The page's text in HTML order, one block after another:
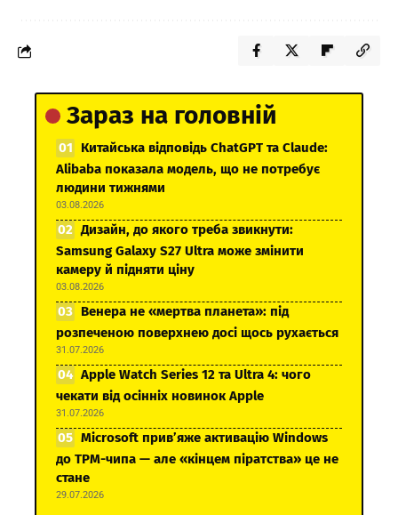
Зараз на головній
Китайська відповідь ChatGPT та Claude:
Alibaba показала модель, що не потребує
людини тижнями
03.08.2026
Дизайн, до якого треба звикнути:
Samsung Galaxy S27 Ultra може змінити
камеру й підняти ціну
03.08.2026
Венера не «мертва планета»: під
розпеченою поверхнею досі щось рухається
31.07.2026
Apple Watch Series 12 та Ultra 4: чого
чекати від осінніх новинок Apple
31.07.2026
Microsoft прив’яже активацію Windows
до TPM-чипа — але «кінцем піратства» це не
стане
29.07.2026